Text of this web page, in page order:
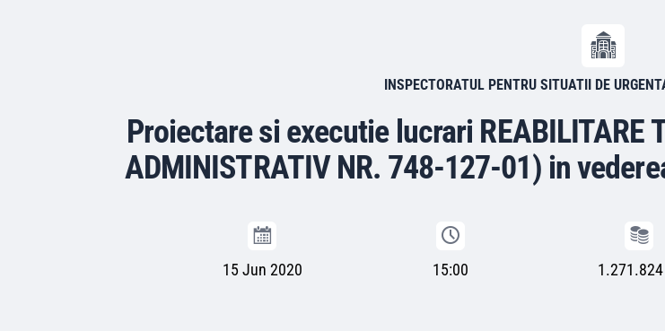
INSPECTORATUL PENTRU SITUATII DE
Proiectare si executie lucrari REABILITARE
ADMINISTRATIV NR. 748-127-01) in
15 Jun 2020 15:00